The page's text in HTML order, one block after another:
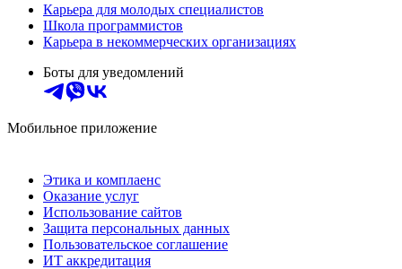
Карьера для молодых специалистов
Школа программистов
Карьера в некоммерческих организациях
Боты для уведомлений
Мобильное приложение
Этика и комплаенс
Оказание услуг
Использование сайтов
Защита персональных данных
Пользовательское соглашение
ИТ аккредитация